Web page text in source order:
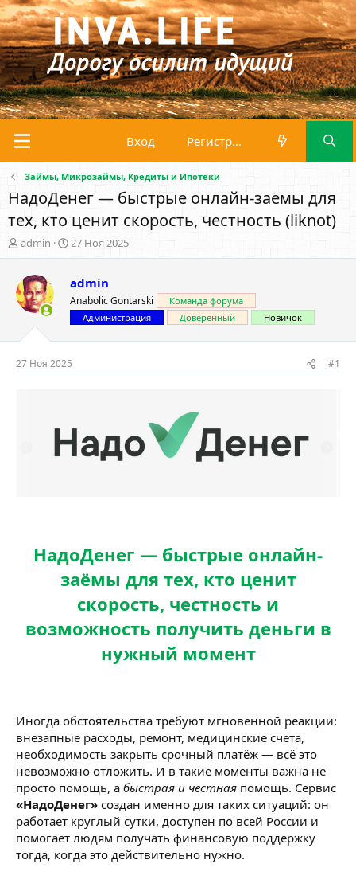
Вход Регистрация
Займы, Микрозаймы, Кредиты и Ипотеки
НадоДенег — быстрые онлайн-заёмы для
тех, кто ценит скорость, честность (liknot)
А
в
о
р
т
м
ы
admin
Д
а
а
н
а
ч
а
л
а
27 Ноя 2025
admin
Anabolic Gontarski
Команда форума
Администрация
Доверенный Новичок
27 Ноя 2025 #1
НадоДенег — быстрые онлайн-
заёмы для тех, кто ценит
скорость, честность и
возможность получить деньги в
нужный момент
Иногда обстоятельства требуют мгновенной реакции:
внезапные расходы, ремонт, медицинские счета,
необходимость закрыть срочный платёж — всё это
невозможно отложить. И в такие моменты важна не
просто помощь, а быстрая и честная помощь. Сервис
«НадоДенег» создан именно для таких ситуаций: он
работает круглый сутки, доступен по всей России и
помогает людям получать финансовую поддержку
тогда, когда это действительно нужно.